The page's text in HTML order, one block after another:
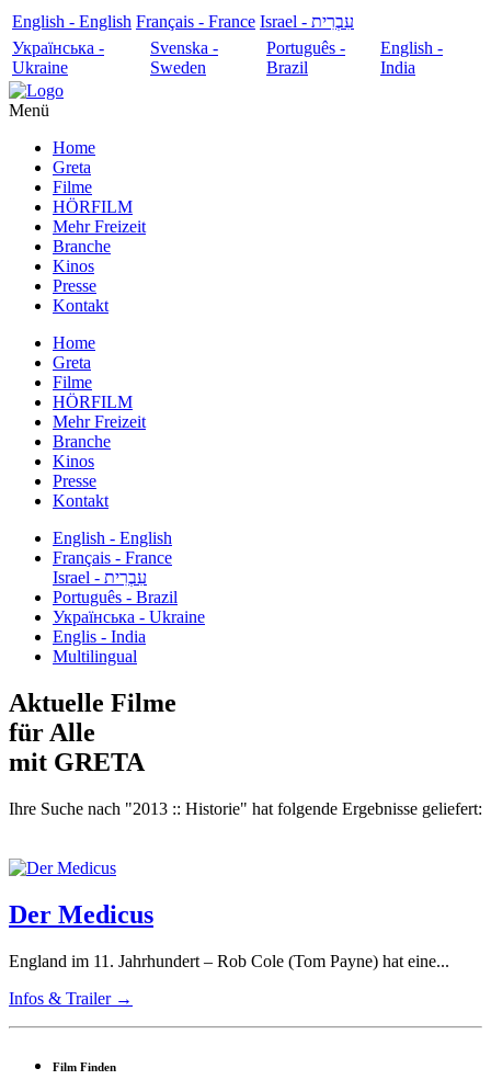
English - English Français - France
עִבְרִית - Israel
Українська -
Ukraine
Svenska -
Sweden
Português -
Brazil
English -
India
Menü
Home
Greta
Filme
HÖRFILM
Mehr Freizeit
Branche
Kinos
Presse
Kontakt
Home
Greta
Filme
HÖRFILM
Mehr Freizeit
Branche
Kinos
Presse
Kontakt
English - English
Français - France
עִבְרִית - Israel
Português - Brazil
Українська - Ukraine
Englis - India
Multilingual
Aktuelle Filme
für Alle
mit GRETA
Ihre Suche nach "2013 :: Historie" hat folgende Ergebnisse geliefert:
Der Medicus
England im 11. Jahrhundert – Rob Cole (Tom Payne) hat eine...
Infos & Trailer →
Film Finden